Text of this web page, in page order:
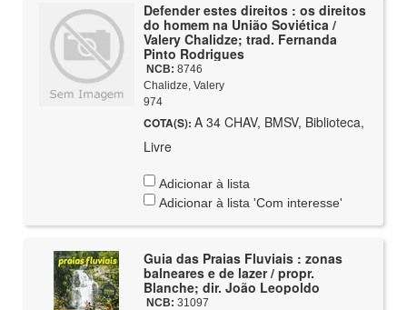
Defender estes direitos : os direitos
do homem na União Soviética /
Valery Chalidze; trad. Fernanda
Pinto Rodrigues
NCB: 8746
Chalidze, Valery
974
COTA(S): A 34 CHAV, BMSV, Biblioteca,
Livre
Adicionar à lista
Adicionar à lista 'Com interesse'
Guia das Praias Fluviais : zonas
balneares e de lazer / propr.
Blanche; dir. João Leopoldo
NCB: 31097